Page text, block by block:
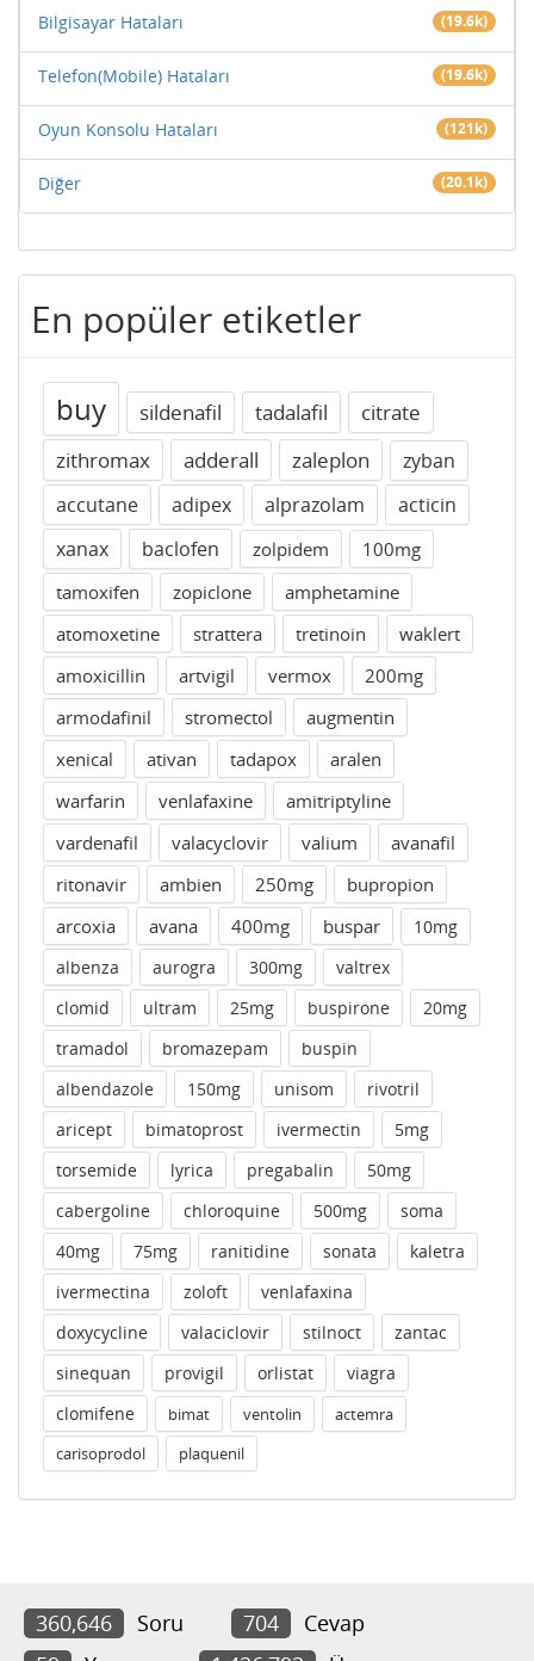
Bilgisayar Hataları (19.6k)
Telefon(Mobile) Hataları (19.6k)
Oyun Konsolu Hataları (121k)
Diğer (20.1k)
En popüler etiketler
buy sildenafil tadalafil
citrate
zithromax
adderall zaleplon
zyban
accutane
adipex alprazolam
acticin
xanax
baclofen zolpidem
100mg
tamoxifen
zopiclone
amphetamine
atomoxetine
strattera tretinoin
waklert
amoxicillin
artvigil vermox
200mg
armodafinil
stromectol
augmentin
xenical
ativan tadapox
aralen
warfarin
venlafaxine
amitriptyline
vardenafil
valacyclovir valium
avanafil
ritonavir
ambien 250mg
bupropion
arcoxia
avana 400mg buspar
10mg
albenza
aurogra 300mg
valtrex
clomid
ultram 25mg buspirone
20mg
tramadol
bromazepam
buspin
albendazole
150mg unisom
rivotril
aricept
bimatoprost ivermectin
5mg
torsemide
lyrica pregabalin
50mg
cabergoline
chloroquine 500mg
soma
40mg
75mg ranitidine sonata
kaletra
ivermectina
zoloft
venlafaxina
doxycycline
valaciclovir stilnoct
zantac
sinequan
provigil orlistat
viagra
clomifene
bimat ventolin
actemra
carisoprodol
plaquenil
360,646 Soru 704
Cevap